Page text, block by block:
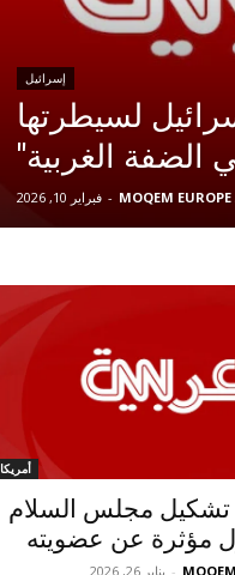
إسرائيل
لسيطرتها
الضفة الغربية"
MOQEM
- فبراير 10, 2026
أمريكا
تشكيل مجلس السلام
مؤثرة عن عضويته
- يناير 26, 2026